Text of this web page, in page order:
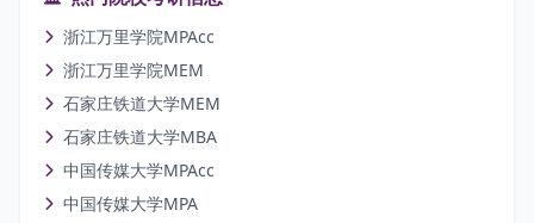
浙江万里学院MPAcc
浙江万里学院MEM
石家庄铁道大学MEM
石家庄铁道大学MBA
中国传媒大学MPAcc
中国传媒大学MPA